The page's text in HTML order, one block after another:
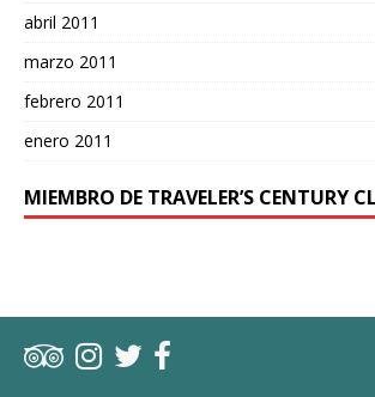
abril 2011
marzo 2011
febrero 2011
enero 2011
MIEMBRO DE TRAVELER’S CENTURY